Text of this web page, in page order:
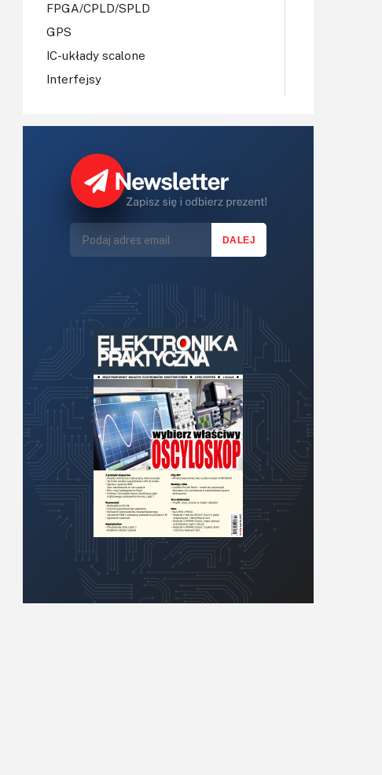
FPGA/CPLD/SPLD
GPS
IC-układy scalone
Interfejsy
Koła Naukowe
Książki
Lasery
LED/LCD/OLED
Mechatronika
Narzędzia
Optoelektronika
PCB/Montaż
Podstawy elektroniki
Podzespoły bierne
Półprzewodniki
Pomiary i testy
Projektowanie
Raspberry Pi